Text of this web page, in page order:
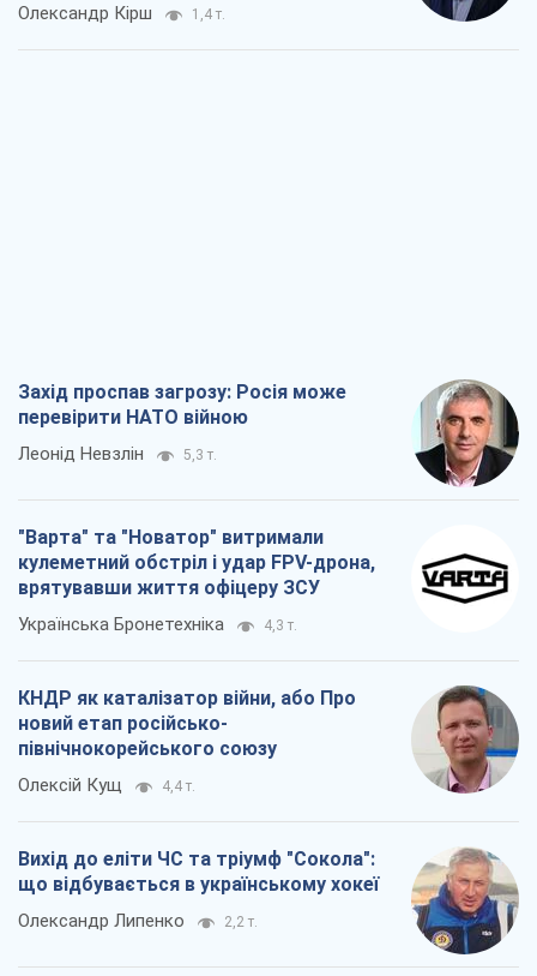
Олександр Кірш 1,4 т.
Захід проспав загрозу: Росія може
перевірити НАТО війною
Леонід Невзлін 5,3 т.
"Варта" та "Новатор" витримали
кулеметний обстріл і удар FPV-дрона,
врятувавши життя офіцеру ЗСУ
Українська Бронетехніка 4,3 т.
КНДР як каталізатор війни, або Про
новий етап російсько-
північнокорейського союзу
Олексій Кущ 4,4 т.
Вихід до еліти ЧС та тріумф "Сокола":
що відбувається в українському хокеї
Олександр Липенко 2,2 т.